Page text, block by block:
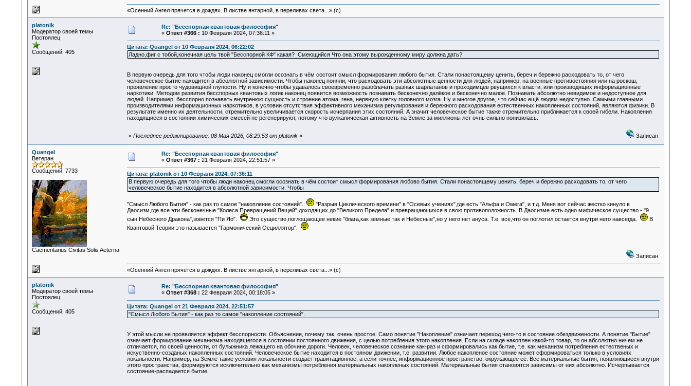
«Осенний Ангел прячется в дождях. В листве янтарной, в переливах света...» (c)
platonik
Модератор своей темы
Постоялец
Сообщений: 405
Re: "Бесспорная квантовая философия"
« Ответ #366 : 10 Февраля 2024, 07:36:11 »
Цитата: Quangel от 10 Февраля 2024, 06:22:02
Ладно,фиг с тобой,конечная цель твой "Бесспорной КФ" какая? Смеющийся Что она этому вырожденному миру должна дать?
В первую очередь для того чтобы люди наконец смогли осознать в чём состоит смысл формирования любого бытия. Стали понастоящему ценить, береч и бережно расходовать то, от чего
человеческое бытие находится в абсолютной зависимости. Чтобы наконец поняли, что расходовать эти абсолютные ценности для людей, например, на военные противостояния или на роскош,
проявление просто чудовищной глупости. Ну и конечно чтобы удавалось своевременно разоблачать разных шарлатанов и проходимцев рвущихся к власти, или производящих информационные
наркотики. Методом развития бесспорных квантовых логик наконец появится возможность познавать бесконечно далёкое и бесконечно малое. Познавать абсолютно невидимое и недоступное для
людей. Например, бесспорно познавать внутренюю сущность и строение атома, гена, нервную клетку головного мозга. Ну и многое другое, что сейчас ещё людям недоступно. Самыми главными
производителями информационных наркотиков, в условии отсутствия эффективного механизма регулирования и бережного расходования естественных накопленных состояний, являются физики. В
результате именно их деятельности, стремительно увеличивается скорость исчерпания этих состояний. А значит человеческое бытие также стремительно приближается к своей гибели. Накопления
находящиеся в состоянии химических смесей не регенерируют, потому что вулканическая активность на Земле за миллионы лет очнь сильно понизилась.
« Последнее редактирование: 08 Мая 2026, 08:29:53 от platonik» Записан
Quangel
Ветеран
Сообщений: 7733
Сaementarius Civitas Solis Aeterna
Re: "Бесспорная квантовая философия"
« Ответ #367 : 21 Февраля 2024, 22:51:57 »
Цитата: platonik от 10 Февраля 2024, 07:36:11
В первую очередь для того чтобы люди наконец смогли осознать в чём состоит смысл формирования любово бытия. Стали понастоящему ценить, береч и бережно расходовать то, от чего
человеческое бытие находится в абсолютной зависимости. Чтобы
"Смысл Любого Бытия" - как раз то самое "накопление состояний".
"Разрыв Циклического времени" в "Осевых учениях",где есть "Альфа и Омега", и т.д. Меня вот сейчас жестко кинуло в
Даосизм,где все эти бесконечные "Колеса Превращений Вещей",доходящих до "Великого Предела",и превращающихся в свою противоположность. В Даосизме есть одно мифическое существо - "9
сын Небесного Дракона",зовется "Пи Яо".
Это существо,поглощающее некие "блага,как земные,так и Небесные",но у него нет ануса. Т.е. все,что он поглотил,остается внутри него навсегда.
В
Квантовой Теории это называется "Гармонический Осциллятор".
Записан
«Осенний Ангел прячется в дождях. В листве янтарной, в переливах света...» (c)
platonik
Модератор своей темы
Постоялец
Сообщений: 405
Re: "Бесспорная квантовая философия"
« Ответ #368 : 22 Февраля 2024, 00:18:05 »
Цитата: Quangel от 21 Февраля 2024, 22:51:57
"Смысл Любого Бытия" - как раз то самое "накопление состояний".
У этой мысли не проявляется эффект бесспорности. Объяснение, почему так, очень простое. Само понятие "Накопление" означает переход чего-то в состояние обездвижености. А понятие "Бытие"
означает формирование механизма находящегося в состоянии постоянного движения, с целью потребления этого накопления. Если на складе накоплен какой-то товар, то он абсолютно ничем не
отличается, по своей ценности, от булыжника лежащего на обочине дороги. Человек, человеческое сознание как-раз и сформировались как бытие, т.е. как механизм потребления естественых и
искуственно-созданых накопленных состояний. Человеческое бытие находится в постояном движении, т.е. развитии. Любое накопленое состояние может сформироваться только в условиях
локальности. Например, на Земле такие условия локальности создаёт гравитационное, а если точнее, информационное пространство, окружающее её. Все материальные бытия, появляющиеся внутри
этого пространства, формируются исключительно как механизмы потребления материальных накопленых состояний. Материальные бытия становятся зависимы от них абсолютно. Исчерпывается
состояние-распадается бытие.